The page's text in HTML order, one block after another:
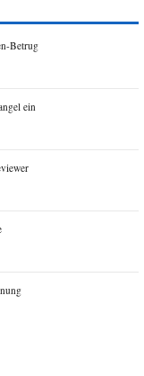
Betrug
ein